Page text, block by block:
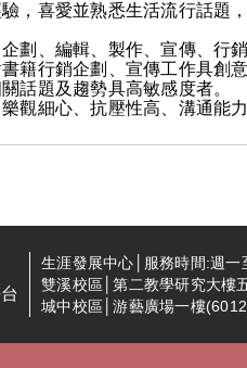
，喜愛並熟悉生活流行話
劃、編輯、製作、宣傳、行
籍行銷企劃、宣傳工作具創
話題及趨勢具高敏感度者。
觀細心、抗壓性高、溝通能
生涯發展中心│服務時間:週
雙溪校區│第二教學研究大樓
城中校區│游藝廣場一樓